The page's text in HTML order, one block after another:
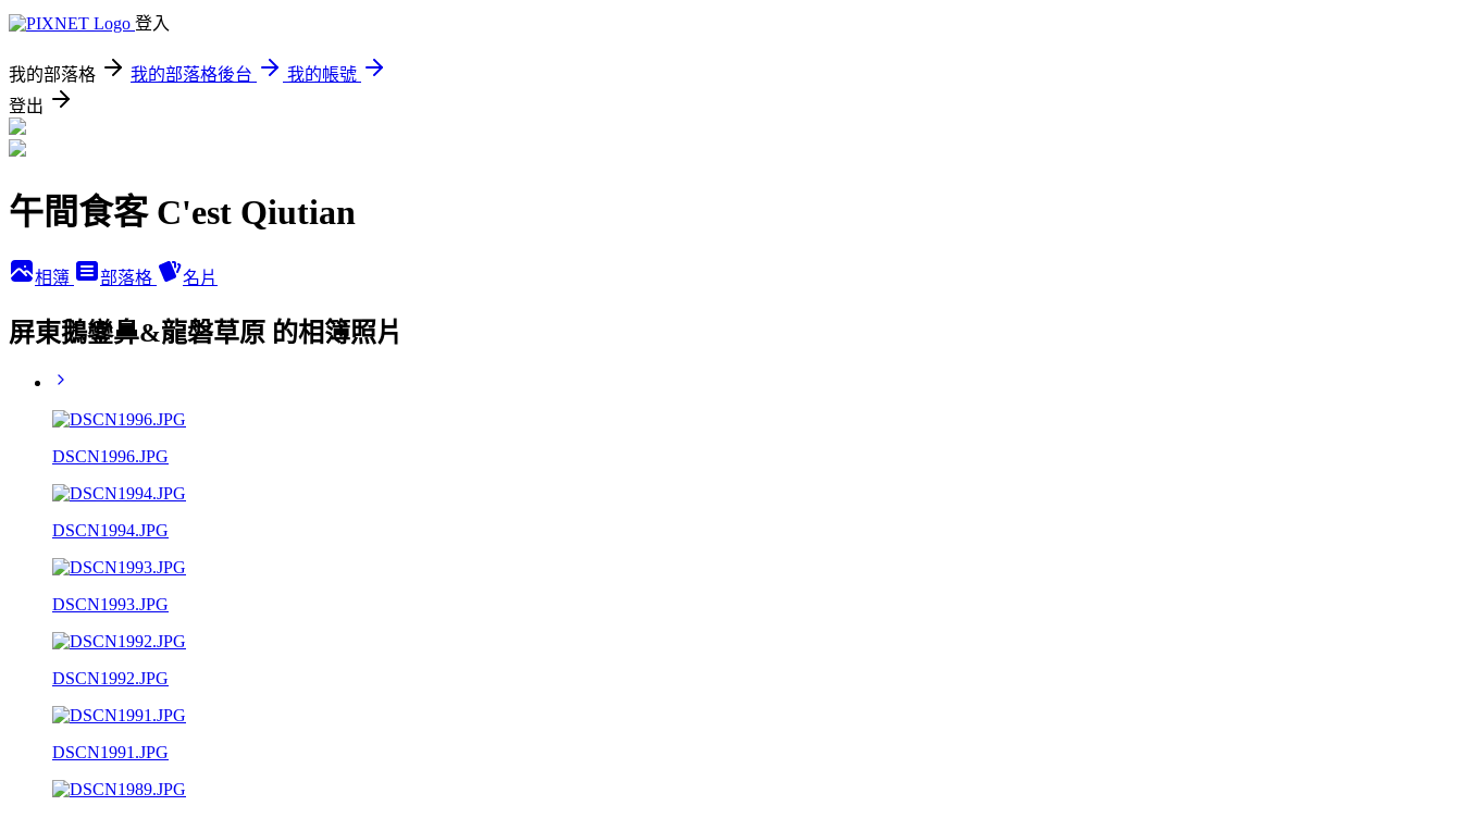
登入
我的部落格 我的部落格後台
我的帳號
登出
午間食客 C'est Qiutian
相簿 部落格 名片
屏東鵝鑾鼻&龍磐草原 的相簿照片
DSCN1996.JPG
DSCN1994.JPG
DSCN1993.JPG
DSCN1992.JPG
DSCN1991.JPG